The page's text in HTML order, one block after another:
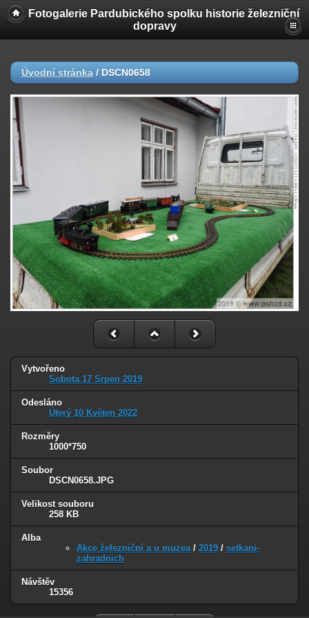
Fotogalerie Pardubického spolku historie železniční
dopravy
Úvodní stránka / DSCN0658
Vytvořeno
Sobota 17 Srpen 2019
Odesláno
Úterý 10 Květen 2022
Rozměry
1000*750
Soubor
DSCN0658.JPG
Velikost souboru
258 KB
Alba
Akce železniční a u muzea / 2019 / setkani-
zahradnich
Návštěv
15356